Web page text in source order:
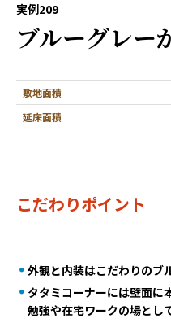
実例209
ブルーグレー
敷地面積
延床面積
こだわりポイント
外観と内装はこだわりのブ
タタミコーナーには壁面
勉強や在宅ワークの場とし